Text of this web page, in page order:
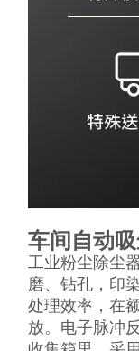
车间自动
工业粉尘除尘
磨、钻孔，印
处理效率，在
放。电子脉冲